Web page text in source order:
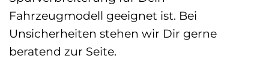
Fahrzeugmodell geeignet ist. Bei
Unsicherheiten stehen wir Dir gerne
beratend zur Seite.